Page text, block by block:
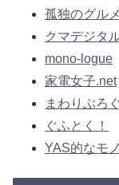
孤独のグル
クマデジタ
mono-logue
家電女子.net
まわりぶろ
ぐふとく！
YAS的なモノ